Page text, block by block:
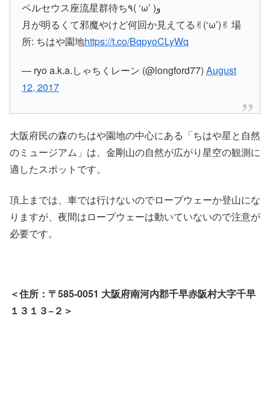
ペルセウス座流星群待ち٩( ‘ω’ )و
月が明るくて邪魔やけど何回か見えてる✌︎(‘ω’)✌︎ 場
所: ちはや園地https://t.co/BqpyoCLyWq
— ryo a.k.a.しゃちくレーン (@longford77)August
12, 2017
大阪府民の森のちはや園地の中心にある「ちはや星と自然
のミュージアム」は、金剛山の自然が広がり星空の観測に
適したスポットです。
頂上までは、車では行けないのでロープウェーか登山にな
りますが、夜間はロープウェーは動いていないので注意が
必要です。
＜住所：〒585-0051 大阪府南河内郡千早赤阪村大字千早
１３１３−２＞